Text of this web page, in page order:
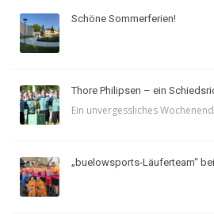
Schöne Sommerferien!
Thore Philipsen – ein
Ein unvergessliches
„buelowsports-Läuferteam“